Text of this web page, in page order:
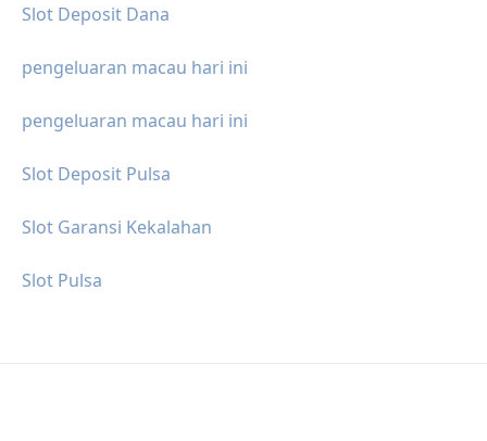
Slot Deposit Dana
pengeluaran macau hari ini
pengeluaran macau hari ini
Slot Deposit Pulsa
Slot Garansi Kekalahan
Slot Pulsa